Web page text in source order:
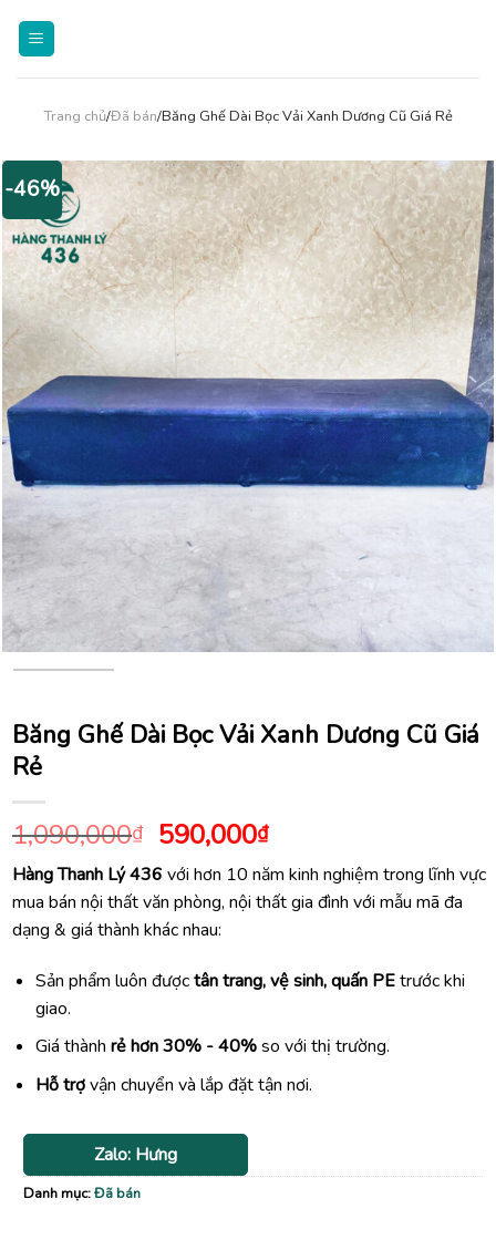
Trang chủ/Đã bán/Băng Ghế Dài Bọc Vải Xanh Dương Cũ Giá Rẻ
-46%
Băng Ghế Dài Bọc Vải Xanh Dương Cũ Giá
Rẻ
1,090,000₫ Giá
gốc
là:
1,090,000₫.
590,000₫Giá
hiện
tại
là:
Hàng Thanh Lý 436 với hơn 10 năm kinh nghiệm trong lĩnh vực
mua bán nội thất văn phòng, nội thất gia đình với mẫu mã đa
dạng & giá thành khác nhau:
Sản phẩm luôn đượctân trang, vệ sinh, quấn PEtrước khi
giao.
Giá thành rẻ hơn 30% - 40%so với thị trường.
Hỗ trợvận chuyển và lắp đặt tận nơi.
Zalo: Hưng
Danh mục:Đã bán